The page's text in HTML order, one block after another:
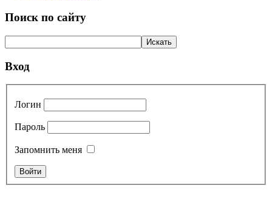
Поиск по сайту
Вход
Логин
Пароль
Запомнить меня